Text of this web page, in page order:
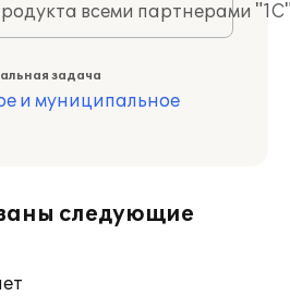
всеми партнерами
задача
и муниципальное
следующие